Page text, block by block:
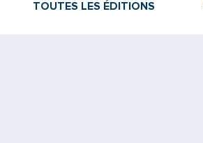
TOUTES LES ÉDITIONS